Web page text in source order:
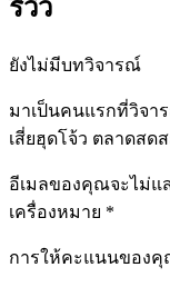
รีวิว
ยังไม่มีบทวิจารณ์
มาเป็นคนแรกที่วิจา
เสี่ยฮุดโจ้ว ตลาดสดส
อีเมลของคุณจะไม่แ
เครื่องหมาย *
การให้คะแนนของ